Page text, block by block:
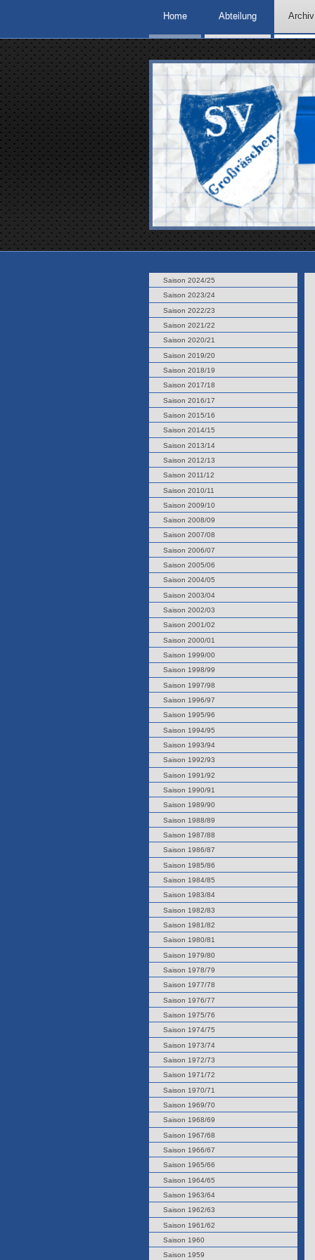
Home Abteilung Archiv
Saison 2024/25
Saison 2023/24
Saison 2022/23
Saison 2021/22
Saison 2020/21
Saison 2019/20
Saison 2018/19
Saison 2017/18
Saison 2016/17
Saison 2015/16
Saison 2014/15
Saison 2013/14
Saison 2012/13
Saison 2011/12
Saison 2010/11
Saison 2009/10
Saison 2008/09
Saison 2007/08
Saison 2006/07
Saison 2005/06
Saison 2004/05
Saison 2003/04
Saison 2002/03
Saison 2001/02
Saison 2000/01
Saison 1999/00
Saison 1998/99
Saison 1997/98
Saison 1996/97
Saison 1995/96
Saison 1994/95
Saison 1993/94
Saison 1992/93
Saison 1991/92
Saison 1990/91
Saison 1989/90
Saison 1988/89
Saison 1987/88
Saison 1986/87
Saison 1985/86
Saison 1984/85
Saison 1983/84
Saison 1982/83
Saison 1981/82
Saison 1980/81
Saison 1979/80
Saison 1978/79
Saison 1977/78
Saison 1976/77
Saison 1975/76
Saison 1974/75
Saison 1973/74
Saison 1972/73
Saison 1971/72
Saison 1970/71
Saison 1969/70
Saison 1968/69
Saison 1967/68
Saison 1966/67
Saison 1965/66
Saison 1964/65
Saison 1963/64
Saison 1962/63
Saison 1961/62
Saison 1960
Saison 1959